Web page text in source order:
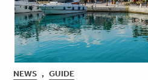
NEWS , GUIDE